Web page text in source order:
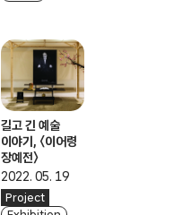
길고 긴 예술
이야기, 〈이어령
장예전〉
2022. 05. 19
Project